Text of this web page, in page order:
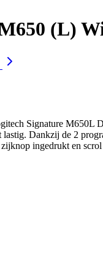
(L)
Signature
Dankzij de 2
ingedrukt en